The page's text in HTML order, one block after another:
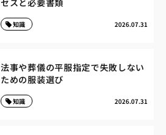
セスと必要書類
2026.07.31
知識
法事や葬儀の平服指定で失敗しない
ための服装選び
2026.07.31
知識